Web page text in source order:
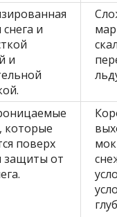
и
и
которые
поверх
защиты от